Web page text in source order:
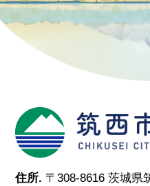
住所. 〒308-8616 茨城県